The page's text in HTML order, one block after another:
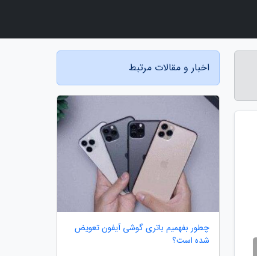
اخبار و مقالات مرتبط
چطور بفهمیم باتری گوشی آیفون تعویض
شده است؟